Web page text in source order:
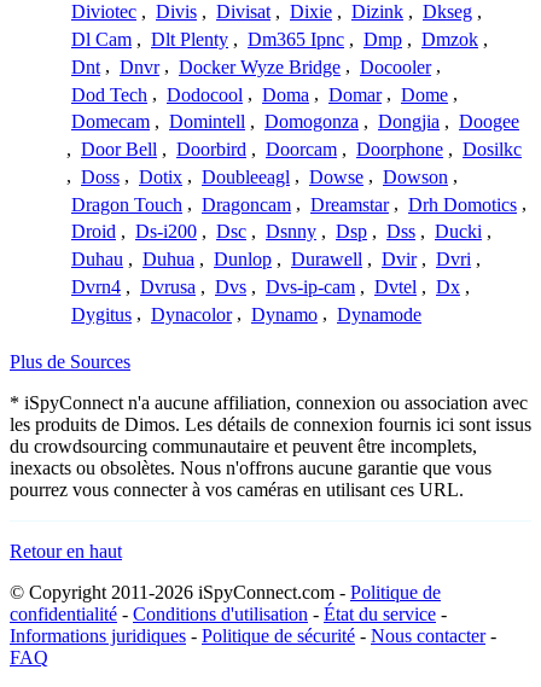
Diviotec , Divis , Divisat , Dixie , Dizink , Dkseg ,
Dl Cam , Dlt Plenty , Dm365 Ipnc , Dmp , Dmzok ,
Dnt , Dnvr , Docker Wyze Bridge , Docooler ,
Dod Tech , Dodocool , Doma , Domar , Dome ,
Domecam , Domintell , Domogonza , Dongjia , Doogee
, Door Bell , Doorbird , Doorcam , Doorphone , Dosilkc
, Doss , Dotix , Doubleeagl , Dowse , Dowson ,
Dragon Touch , Dragoncam , Dreamstar , Drh Domotics ,
Droid , Ds-i200 , Dsc , Dsnny , Dsp , Dss , Ducki ,
Duhau , Duhua , Dunlop , Durawell , Dvir , Dvri ,
Dvrn4 , Dvrusa , Dvs , Dvs-ip-cam , Dvtel , Dx ,
Dygitus , Dynacolor , Dynamo , Dynamode
Plus de Sources
* iSpyConnect n'a aucune affiliation, connexion ou association avec
les produits de Dimos. Les détails de connexion fournis ici sont issus
du crowdsourcing communautaire et peuvent être incomplets,
inexacts ou obsolètes. Nous n'offrons aucune garantie que vous
pourrez vous connecter à vos caméras en utilisant ces URL.
Retour en haut
© Copyright 2011-2026 iSpyConnect.com - Politique de
confidentialité - Conditions d'utilisation - État du service -
Informations juridiques - Politique de sécurité - Nous contacter-
FAQ